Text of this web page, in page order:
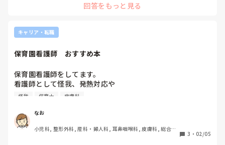
て、謝罪の一言もありません。旦那は、退院してるけど、未
えてもらっても、痛みが まだ続いてて、この症状は もしか
したら 一生残るかもしれないそうなんです。
る、旦那は、過呼吸や下痢にまでなってます。
もう、旦那が可哀想だし、悔しくて悔しくて。
解ってはいるんだけど、あの時、何度も断ったのに、高圧的
な言い方で、無理矢理連れていった 旦那の知り合いの事を
救急搬送した 私の判断も、間違ってたのでしょうか？
ほんとはしたくないけど、今後、相手の出方次第では、民事
回答をもっと見る
キャリア・転職
保育園看護師　おすすめ本
保育園看護師をしてます。
看護師として怪我、発熱対応や
もっとも多いのが皮膚トラブルです。
皮膚科勤めもなくかといって
浅い知識では限界もあります。
おすすめ本として
怪我 保育士 皮膚科
なお
小児科, 整形外科, 産科・婦人科, 耳鼻咽喉科, 皮膚科, 総合診
3 ・ 02/05